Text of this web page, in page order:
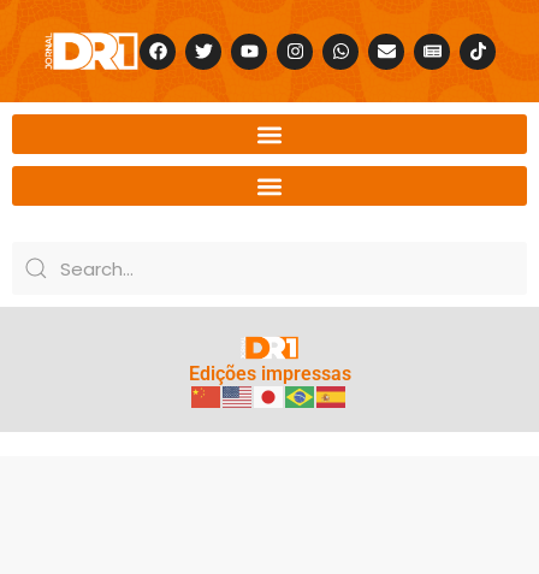
Edições impressas